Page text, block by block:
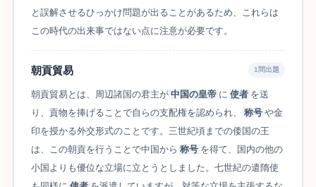
と誤解させるひっかけ問題が出ることがあるため、これらは
この時代の出来事ではない点に注意が必要です。
朝貢貿易 1問出題
朝貢貿易とは、周辺諸国の君主が 中国の皇帝 に 使者 を送
り、貢物を捧げることで自らの支配権を認められ、
称号 や金
印を授かる外交形式のことです。三世紀頃までの倭国の王
は、この朝貢を行うことで中国から 称号 を得て、国内の他の
小国よりも優位な立場に立とうとしました。七世紀の遣隋使